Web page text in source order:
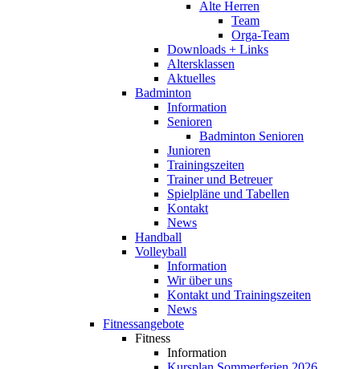
Alte Herren
Team
Orga-Team
Downloads + Links
Altersklassen
Aktuelles
Badminton
Information
Senioren
Badminton Senioren
Junioren
Trainingszeiten
Trainer und Betreuer
Spielpläne und Tabellen
Kontakt
News
Handball
Volleyball
Information
Wir über uns
Kontakt und Trainingszeiten
News
Fitnessangebote
Fitness
Information